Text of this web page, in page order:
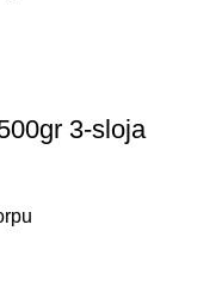
3-sloja